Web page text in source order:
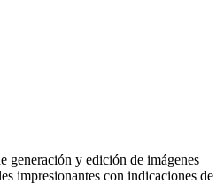
generación y edición de imágenes
impresionantes con indicaciones de